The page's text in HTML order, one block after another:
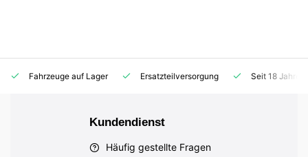
Fahrzeuge auf Lager Ersatzteilversorgung Seit 18
Kundendienst
Häufig gestellte Fragen